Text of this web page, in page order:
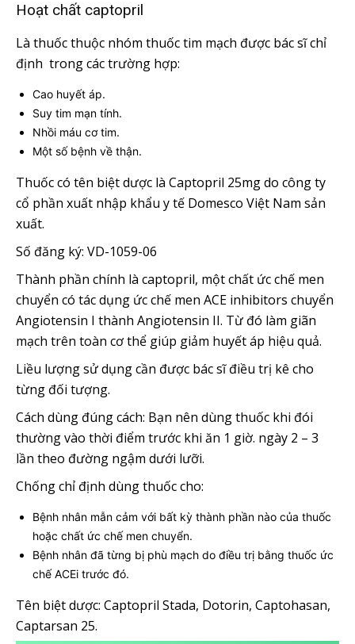
Hoạt chất captopril
Là thuốc thuộc nhóm thuốc tim mạch được bác sĩ chỉ
định trong các trường hợp:
Cao huyết áp.
Suy tim mạn tính.
Nhồi máu cơ tim.
Một số bệnh về thận.
Thuốc có tên biệt dược là Captopril 25mg do công ty
cổ phần xuất nhập khẩu y tế Domesco Việt Nam sản
xuất.
Số đăng ký: VD-1059-06
Thành phần chính là captopril, một chất ức chế men
chuyển có tác dụng ức chế men ACE inhibitors chuyển
Angiotensin I thành Angiotensin II. Từ đó làm giãn
mạch trên toàn cơ thể giúp giảm huyết áp hiệu quả.
Liều lượng sử dụng cần được bác sĩ điều trị kê cho
từng đối tượng.
Cách dùng đúng cách: Bạn nên dùng thuốc khi đói
thường vào thời điểm trước khi ăn 1 giờ. ngày 2 – 3
lần theo đường ngậm dưới lưỡi.
Chống chỉ định dùng thuốc cho:
Bệnh nhân mẫn cảm với bất kỳ thành phần nào của thuốc
hoặc chất ức chế men chuyển.
Bệnh nhân đã từng bị phù mạch do điều trị bằng thuốc ức
chế ACEi trước đó.
Tên biệt dược: Captopril Stada, Dotorin, Captohasan,
Captarsan 25.